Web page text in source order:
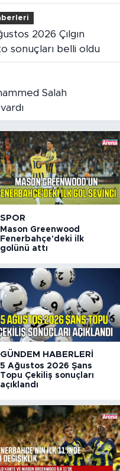
sonuçları belli oldu
SPOR
Mason Greenwood
Fenerbahçe'deki ilk
golünü attı
GÜNDEM HABERLERI
5 Ağustos 2026 Şans
Topu Çekiliş sonuçları
açıklandı